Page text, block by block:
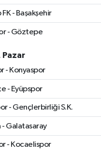
- Başakşehir
- Göztepe
Pazar
- Konyaspor
- Eyüpspor
- Gençlerbirliği S.K.
- Galatasaray
- Kocaelispor